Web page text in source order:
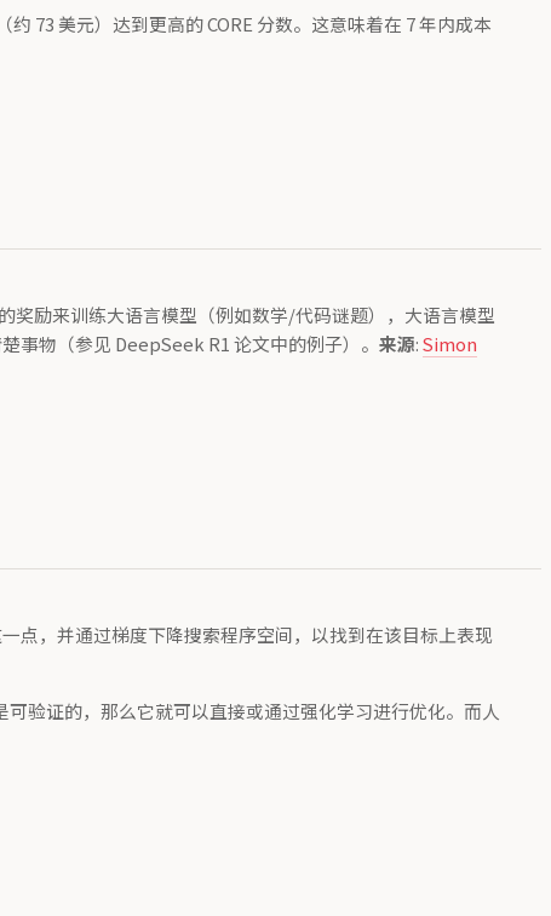
73 美元）达到更高的 CORE 分数。这意味着在 7 年内成本
奖励来训练大语言模型（例如数学/代码谜题），大语言模型
物（参见 DeepSeek R1 论文中的例子）。 来源:Simon
点，并通过梯度下降搜索程序空间，以找到在该目标上表现
验证的，那么它就可以直接或通过强化学习进行优化。而人